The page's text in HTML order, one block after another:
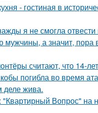
- гостиная в
я не смогла отвести
мужчины, а значит,
считают, что 14-
погибла во время
деле жива.
"Квартирный Вопрос" на